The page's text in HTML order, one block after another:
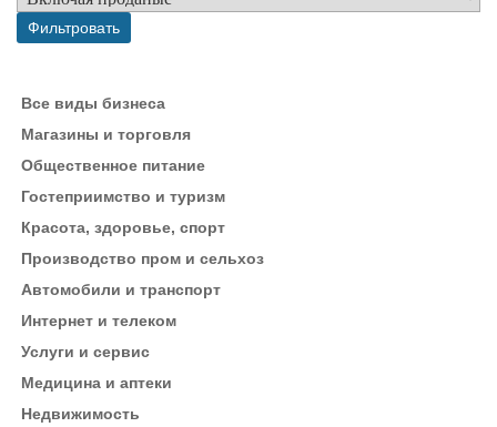
Все виды бизнеса
Магазины и торговля
Общественное питание
Гостеприимство и туризм
Красота, здоровье, спорт
Производство пром и сельхоз
Автомобили и транспорт
Интернет и телеком
Услуги и сервис
Медицина и аптеки
Недвижимость